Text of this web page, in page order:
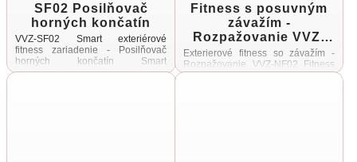
SF02 Posilňovač
horných končatín
VVZ-SF02 Smart exteriérové
fitness zariadenie - Posilňovač
horných končatín Smart
exteriérový fitness stroj slúži na
Fitness s posuvným
závažím -
Rozpažovanie VVZ-
NF02
Exterierové fitness so závažím -
Rozpažovanie VVZ-NF02 Fitness
stroj s posuvným závažím slúži na